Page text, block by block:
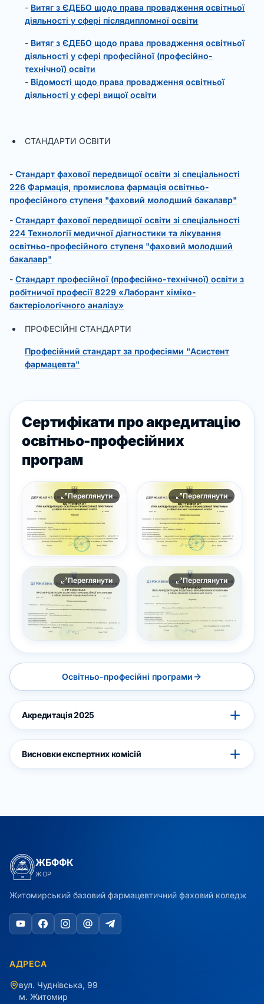
- Витяг з ЄДЕБО щодо права провадження освітньої
діяльності у сфері післядипломної освіти
- Витяг з ЄДЕБО щодо права провадження освітньої
діяльності у сфері професійної (професійно-
технічної) освіти
- Відомості щодо права провадження освітньої
діяльності у сфері вищої освіти
СТАНДАРТИ ОСВІТИ
- Стандарт фахової передвищої освіти зі спеціальності
226 Фармація, промислова фармація освітньо-
професійного ступеня "фаховий молодший бакалавр"
- Стандарт фахової передвищої освіти зі спеціальності
224 Технології медичної діагностики та лікування
освітньо-професійного ступеня "фаховий молодший
бакалавр"
- Стандарт професійної (професійно-технічної) освіти з
робітничої професії 8229 «Лаборант хіміко-
бактеріологічного аналізу»
ПРОФЕСІЙНІ СТАНДАРТИ
Професійний стандарт за професіями "Асистент
фармацевта"
Сертифікати про акредитацію
освітньо-професійних
програм
Переглянути Переглянути
Переглянути Переглянути
Освітньо-професійні програми
Акредитація 2025
Висновки експертних комісій
ЖБФФК
ЖОР
Житомирський базовий фармацевтичний фаховий коледж
АДРЕСА
вул. Чуднівська, 99
м. Житомир